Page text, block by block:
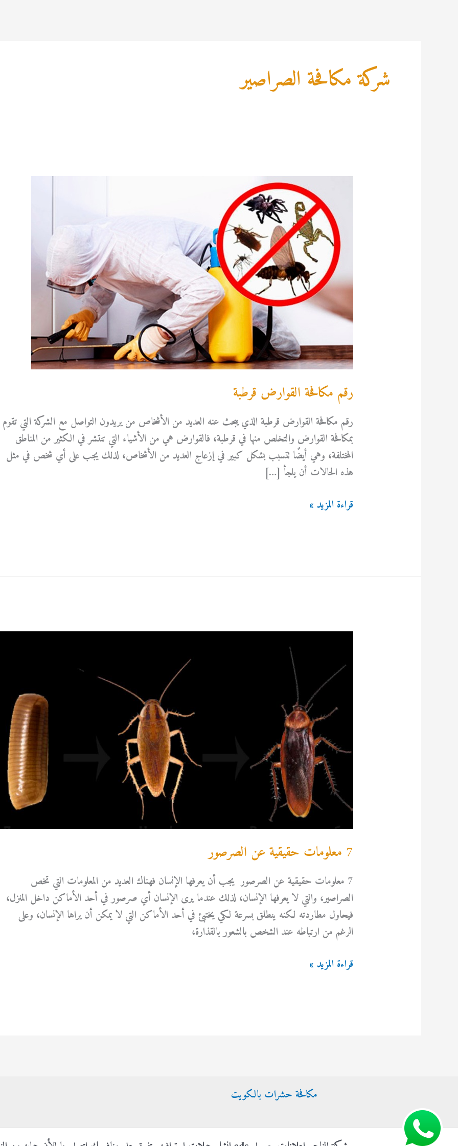
شركة مكافحة الصراصير
رقم مكافحة القوارض قرطبة
رقم مكافحة القوارض قرطبة الذي يبحث عنه العديد من الأشخاص من يريدون التواصل مع الشركة التي تقوم
بمكافحة القوارض والتخلص منها في قرطبة، فالقوارض هي من الأشياء التي تنتشر في الكثير من المناطق
المختلفة، وهي أيضًا تتسبب بشكل كبير في إزعاج العديد من الأشخاص، لذلك يجب على أي شخص في مثل
هذه الحالات أن يلجأ […]
رقم
قراءة المزيد »
7 معلومات حقيقية عن الصرصور
7 معلومات حقيقية عن الصرصور يجب أن يعرفها الإنسان فهناك العديد من المعلومات التي تخص
الصراصير، والتي لا يعرفها الإنسان، لذلك عندما يرى الإنسان أي صرصور في أحد الأماكن داخل المنزل،
فيحاول مطاردته لكنه ينطلق بسرعة لكي يختبئ في أحد الأماكن التي لا يمكن أن يراها الإنسان، وعلى
الرغم من ارتباطه عند الشخص بالشعور بالقذارة،
7
قراءة المزيد »
مكافحة حشرات بالكويت